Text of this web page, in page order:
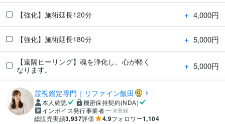
【強化】施術延長120分 ＋ 4,000円
【強化】施術延長180分 ＋ 5,000円
【遠隔ヒーリング】魂を浄化し、心が軽く
なります。
＋ 5,000円
霊視鑑定専門｜リファイン飯田
本人確認
機密保持契約(NDA)
インボイス発行事業者
未登録
総販売実績3,937評価 4.9フォロワー1,104